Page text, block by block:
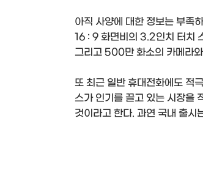
아직 사양에 대한 정보는 부족
16 : 9 화면비의 3.2인치 터치
그리고 500만 화소의 카메라
또 최근 일반 휴대전화에도 적
스가 인기를 끌고 있는 시장을
것이라고 한다. 과연 국내 출시